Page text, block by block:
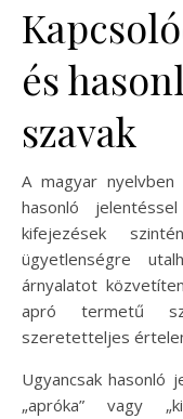
és
szavak
A magyar
hasonló
kifejezések
ügyetlenségre
árnyalatot
apró termetű
szeretetteljes
Ugyancsak hasonló
„apróka” vagy